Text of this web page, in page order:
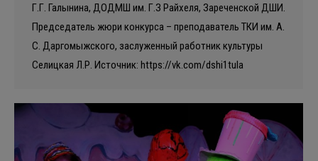
Г.Г. Галынина, ДОДМШ им. Г.З Райхеля, Зареченской ДШИ.
Председатель жюри конкурса – преподаватель ТКИ им. А.
С. Даргомыжского, заслуженный работник культуры
Селицкая Л.Р. Источник: https://vk.com/dshi1tula